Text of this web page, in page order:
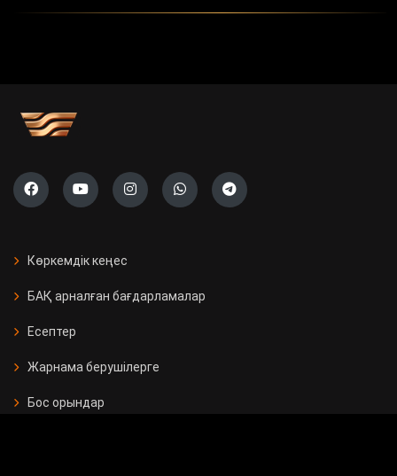
Көркемдік кеңес
БАҚ арналған бағдарламалар
Есептер
Жарнама берушілерге
Бос орындар